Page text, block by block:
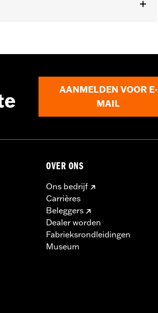
FLTRXSTSE-modellen vereisen
54000337. ’26 Limited-voertuigen
AANMELDEN VOOR E-
MAIL
OVER ONS
Ons bedrijf
Carrières
Beleggers
Dealer worden
Fabrieksrondleidingen
Museum